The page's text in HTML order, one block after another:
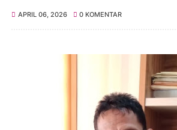
APRIL 06, 2026 0 KOMENTAR